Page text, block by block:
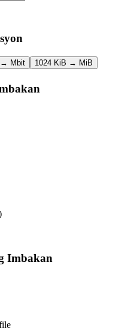
→ Mbit 1024 KiB → MiB
Imbakan